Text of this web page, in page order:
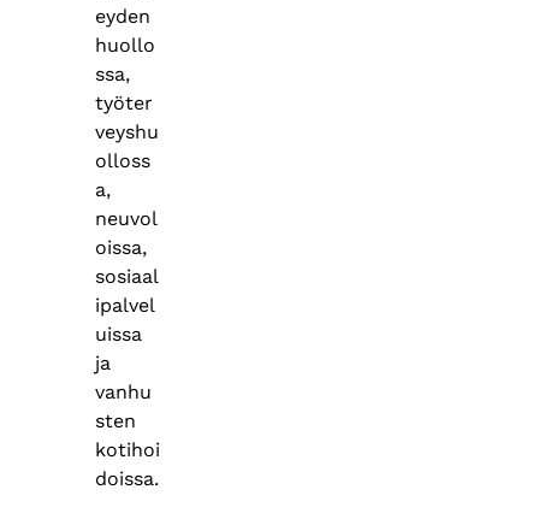
eyden
huollo
ssa,
työter
veyshu
olloss
a,
neuvol
oissa,
sosiaal
ipalvel
uissa
ja
vanhu
sten
kotihoi
doissa.